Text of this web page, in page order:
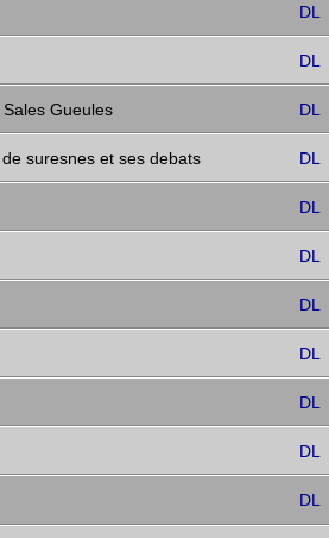
DL
DL
Gueules DL
suresnes et ses debats DL
DL
DL
DL
DL
DL
DL
DL